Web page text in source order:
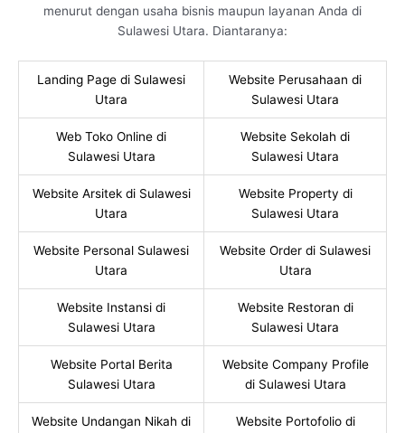
menurut dengan usaha bisnis maupun layanan Anda di
Sulawesi Utara. Diantaranya:
Landing Page di Sulawesi
Utara
Website Perusahaan di
Sulawesi Utara
Web Toko Online di
Sulawesi Utara
Website Sekolah di
Sulawesi Utara
Website Arsitek di Sulawesi
Utara
Website Property di
Sulawesi Utara
Website Personal Sulawesi
Utara
Website Order di Sulawesi
Utara
Website Instansi di
Sulawesi Utara
Website Restoran di
Sulawesi Utara
Website Portal Berita
Sulawesi Utara
Website Company Profile
di Sulawesi Utara
Website Undangan Nikah di
Website Portofolio di